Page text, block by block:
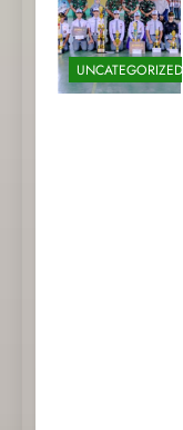
UNCATEGORIZED